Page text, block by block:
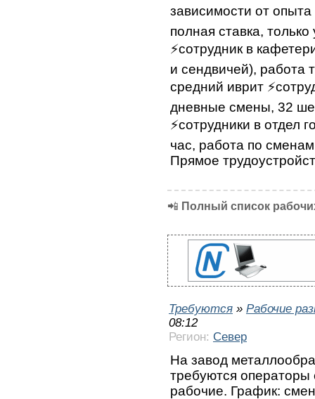
зависимости от опыта
полная ставка,
⚡сотрудник в
и сендвичей), работа
средний иврит
дневные смены, 32
⚡сотрудники в отдел
час, работа по
Прямое
📲 Полный список
Требуются » Рабочие
08:12
Регион: Север
На завод
требуются операторы
рабочие. График: